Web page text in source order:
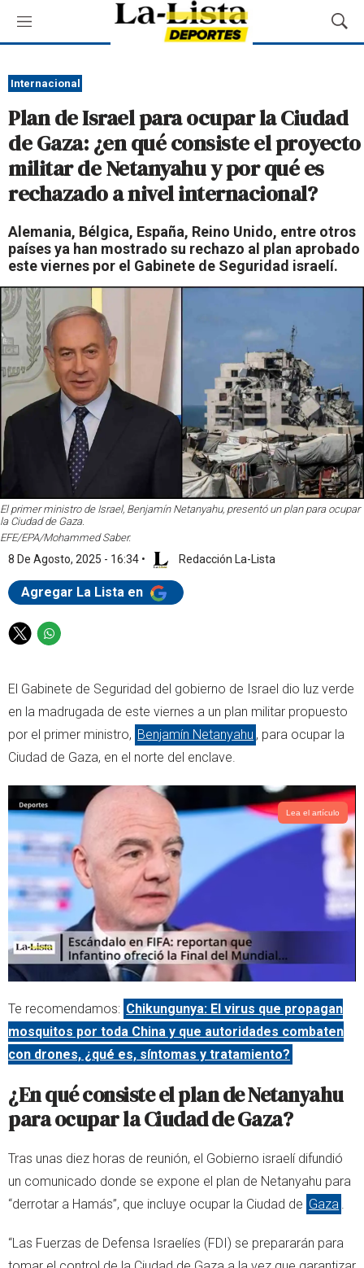
M
e
ú
M
o
a
r
B
e
d
Internacional
Plan de Israel para ocupar la Ciudad
de Gaza: ¿en qué consiste el proyecto
militar de Netanyahu y por qué es
rechazado a nivel internacional?
Alemania, Bélgica, España, Reino Unido, entre otros
países ya han mostrado su rechazo al plan aprobado
este viernes por el Gabinete de Seguridad israelí.
El primer ministro de Israel, Benjamín Netanyahu, presentó un plan para ocupar
la Ciudad de Gaza.
EFE/EPA/Mohammed Saber.
8 De Agosto, 2025 - 16:34 • Redacción La-Lista
Agregar La Lista en
T
t
t
r
W
t
s
p
p
El Gabinete de Seguridad del gobierno de Israel dio luz verde
en la madrugada de este viernes a un plan militar propuesto
por el primer ministro, Benjamín Netanyahu , para ocupar la
Ciudad de Gaza, en el norte del enclave.
Lea el artículo
Te recomendamos: Chikungunya: El virus que propagan
mosquitos por toda China y que autoridades combaten
con drones, ¿qué es, síntomas y tratamiento?
¿En qué consiste el plan de Netanyahu
para ocupar la Ciudad de Gaza?
Tras unas diez horas de reunión, el Gobierno israelí difundió
un comunicado donde se expone el plan de Netanyahu para
“derrotar a Hamás”, que incluye ocupar la Ciudad de Gaza .
“Las Fuerzas de Defensa Israelíes (FDI) se prepararán para